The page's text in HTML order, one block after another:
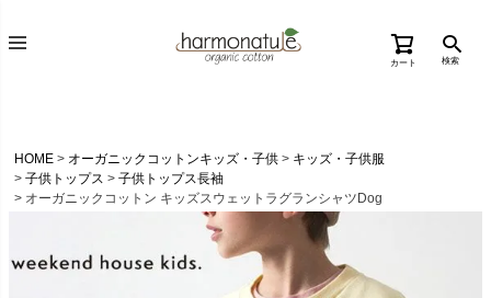
カート 検索
HOME オーガニックコットンキッズ・子供
キッズ・子供服
子供トップス
子供トップス長袖
オーガニックコットン キッズスウェットラグランシャツDog